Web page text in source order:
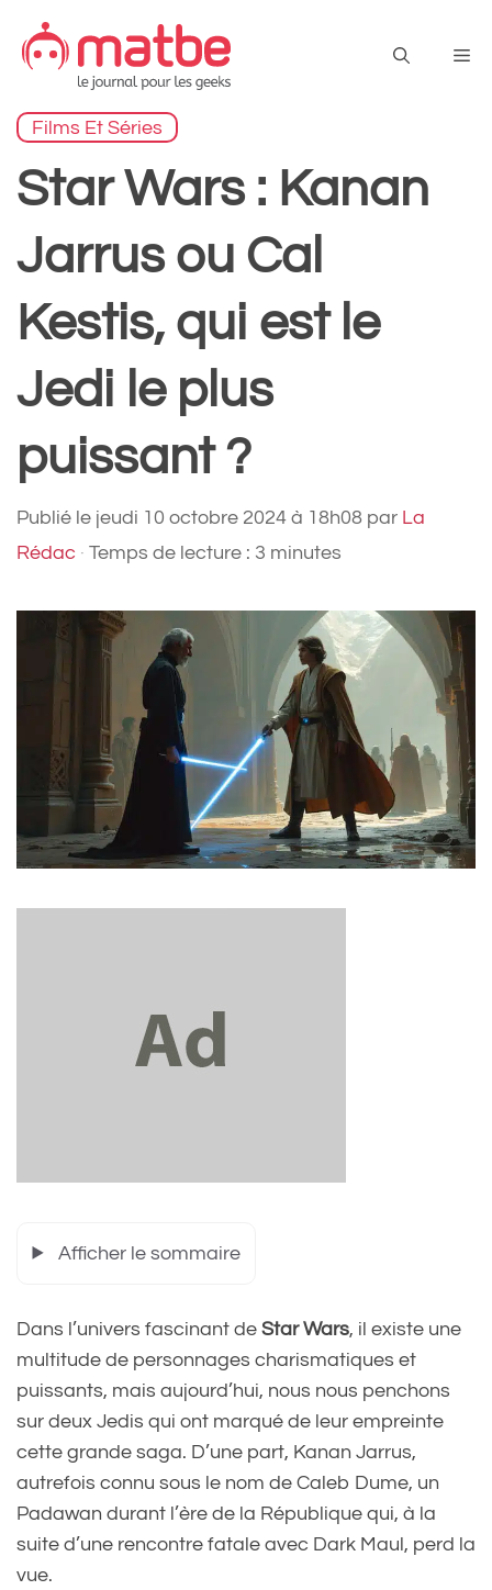
contenu
Films Et Séries
Star Wars : Kanan
Jarrus ou Cal
Kestis, qui est le
Jedi le plus
puissant ?
Publié le jeudi 10 octobre 2024 à 18h08 par La
Rédac · Temps de lecture : 3 minutes
Afficher le sommaire
Dans l’univers fascinant de Star Wars, il existe une
multitude de personnages charismatiques et
puissants, mais aujourd’hui, nous nous penchons
sur deux Jedis qui ont marqué de leur empreinte
cette grande saga. D’une part, Kanan Jarrus,
autrefois connu sous le nom de Caleb Dume, un
Padawan durant l’ère de la République qui, à la
suite d’une rencontre fatale avec Dark Maul, perd la
vue.